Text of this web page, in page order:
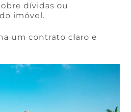
dívidas ou
imóvel.
um contrato claro e